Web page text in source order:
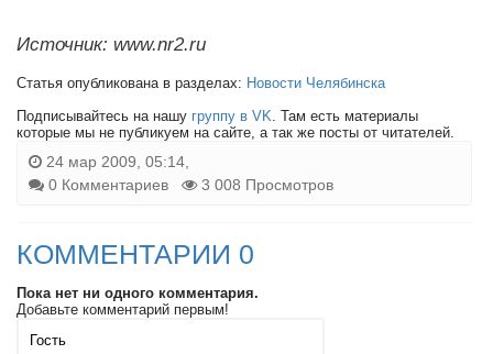
Источник: www.nr2.ru
Статья опубликована в разделах: Новости Челябинска
Подписывайтесь на нашу группу в VK. Там есть материалы
которые мы не публикуем на сайте, а так же посты от читателей.
24 мар 2009, 05:14,
0 Комментариев
3 008 Просмотров
КОММЕНТАРИИ 0
Пока нет ни одного комментария.
Добавьте комментарий первым!